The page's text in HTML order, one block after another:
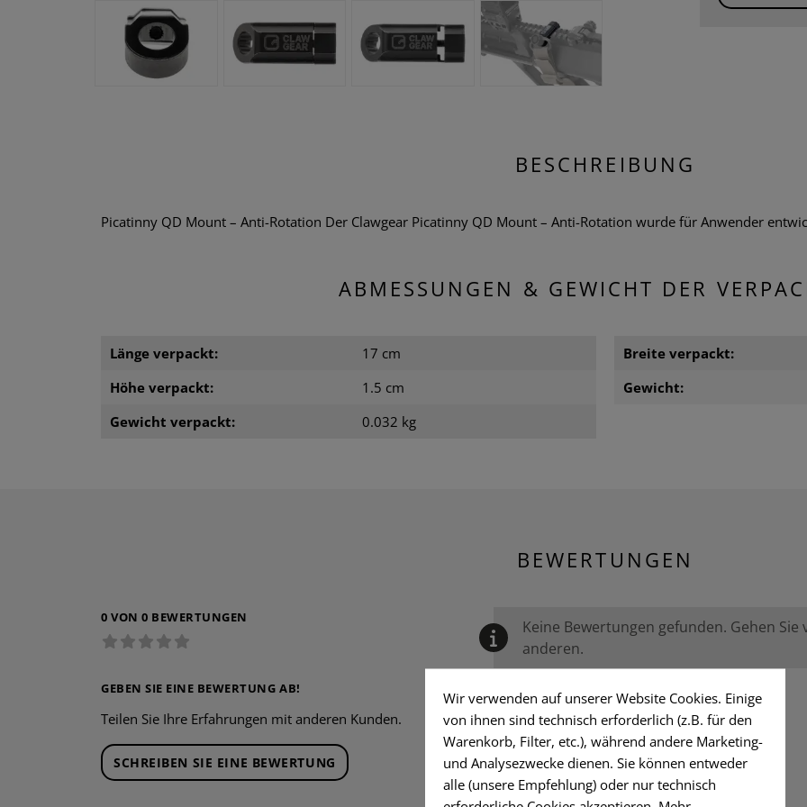
BESCHREIBUNG
Picatinny QD Mount – Anti-Rotation Der Clawgear Picatinny QD Mount – Anti-Rotation wurde für Anwender
ABMESSUNGEN & GEWICHT DER
Länge verpackt: 17 cm Breite verpackt:
Höhe verpackt:
1.5 cm Gewicht:
Gewicht verpackt:
0.032 kg
BEWERTUNGEN
0 VON 0 BEWERTUNGEN
GEBEN SIE EINE BEWERTUNG AB!
Teilen Sie Ihre Erfahrungen mit anderen Kunden.
SCHREIBEN SIE EINE BEWERTUNG
Keine Bewertungen gefunden. Gehen
anderen.
Wir verwenden auf unserer Website Cookies. Einige
von ihnen sind technisch erforderlich (z.B. für den
Warenkorb, Filter, etc.), während andere Marketing-
und Analysezwecke dienen. Sie können entweder
alle (unsere Empfehlung) oder nur technisch